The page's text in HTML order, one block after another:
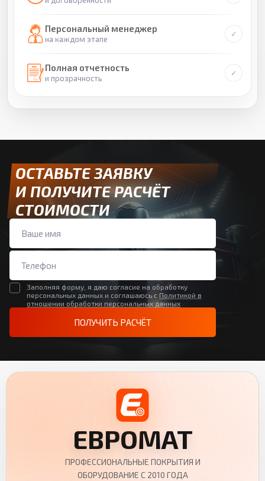
Персональный менеджер
на каждом этапе
Полная отчетность
и прозрачность
ОСТАВЬТЕ ЗАЯВКУ
И ПОЛУЧИТЕ РАСЧЁТ
СТОИМОСТИ
Заполняя форму, я даю согласие на обработку
персональных данных и соглашаюсь с Политикой в
отношении обработки персональных данных
ПОЛУЧИТЬ РАСЧЁТ
ЕВРОМАТ
ПРОФЕССИОНАЛЬНЫЕ ПОКРЫТИЯ И
ОБОРУДОВАНИЕ С 2010 ГОДА